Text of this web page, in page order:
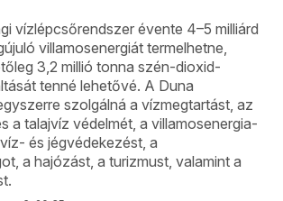
vízlépcsőrendszer évente 4–5 milliárd
villamosenergiát termelhetne,
3,2 millió tonna szén-dioxid-
tenné lehetővé. A Duna
szolgálná a vízmegtartást, az
a talajvíz védelmét, a villamosenergia-
és jégvédekezést, a
a hajózást, a turizmust, valamint a